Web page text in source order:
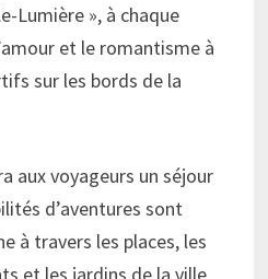
Lumière », à chaque
et le romantisme à
sur les bords de la
aux voyageurs un séjour
d’aventures sont
à travers les places, les
et les jardins de la ville